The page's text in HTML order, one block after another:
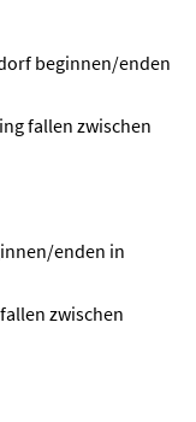
beginnen/enden
fallen zwischen
enden in
zwischen